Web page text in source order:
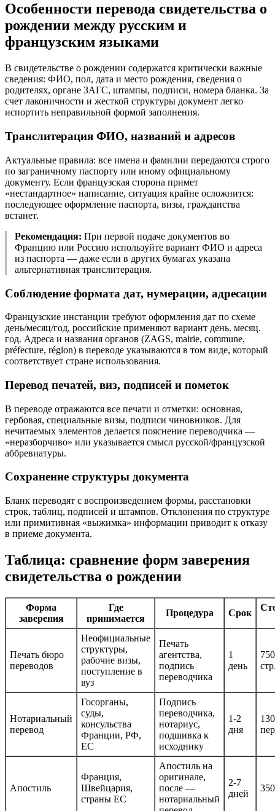
Особенности перевода свидетельства о
рождении между русским и
французским языками
В свидетельстве о рождении содержатся критически важные
сведения: ФИО, пол, дата и место рождения, сведения о
родителях, органе ЗАГС, штампы, подписи, номера бланка. За
счет лаконичности и жесткой структуры документ легко
испортить неправильной формой заполнения.
Транслитерация ФИО, названий и адресов
Актуальные правила: все имена и фамилии передаются строго
по заграничному паспорту или иному официальному
документу. Если французская сторона примет
«нестандартное» написание, ситуация крайне осложнится:
последующее оформление паспорта, визы, гражданства
встанет.
Рекомендация: При первой подаче документов во
Францию или Россию используйте вариант ФИО и адреса
из паспорта — даже если в других бумагах указана
альтернативная транслитерация.
Соблюдение формата дат, нумерации, адресации
Французские инстанции требуют оформления дат по схеме
день/месяц/год, российские применяют вариант день. месяц.
год. Адреса и названия органов (ZAGS, mairie, commune,
préfecture, région) в переводе указываются в том виде, который
соответствует стране использования.
Перевод печатей, виз, подписей и пометок
В переводе отражаются все печати и отметки: основная,
гербовая, специальные визы, подписи чиновников. Для
нечитаемых элементов делается пояснение переводчика —
«неразборчиво» или указывается смысл русской/французской
аббревиатуры.
Сохранение структуры документа
Бланк переводят с воспроизведением формы, расстановки
строк, таблиц, подписей и штампов. Отклонения по структуре
или примитивная «выжимка» информации приводит к отказу
в приеме документа.
Таблица: сравнение форм заверения
свидетельства о рождении
Форма
заверения
Где
принимается
Процедура Срок
Печать бюро
переводов
Неофициальные
структуры,
рабочие визы,
поступление в
вуз
Печать
агентства,
подпись
переводчика
1
день
Нотариальный
перевод
Госорганы,
суды,
консульства
Франции, РФ,
ЕС
Подпись
переводчика,
нотариус,
подшивка к
исходнику
1-2
дня
Апостиль
Франция,
Швейцария,
страны ЕС
Апостиль на
оригинале,
после —
нотариальный
2-7
дней